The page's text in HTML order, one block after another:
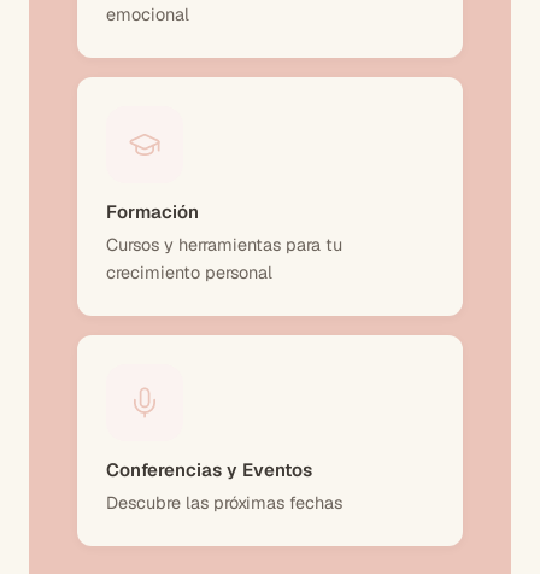
emocional
Formación
Cursos y herramientas para tu
crecimiento personal
Conferencias y Eventos
Descubre las próximas fechas